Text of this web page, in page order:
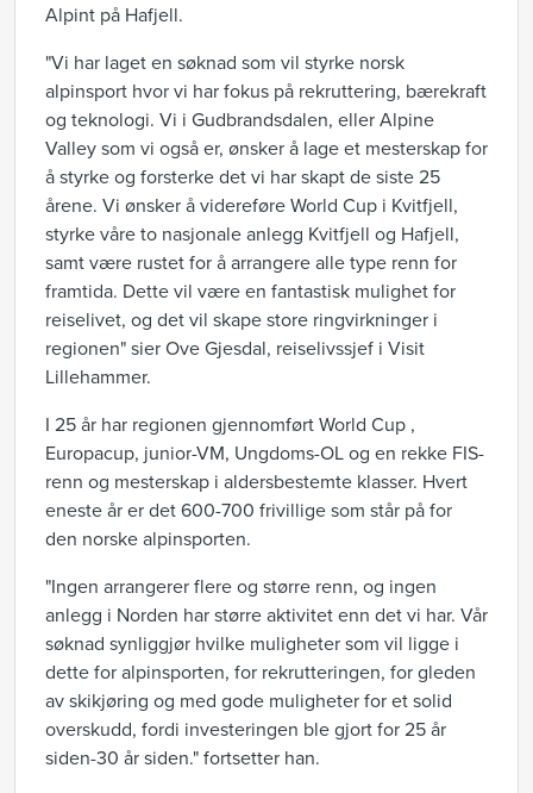
Alpint på Hafjell.
"Vi har laget en søknad som vil styrke norsk
alpinsport hvor vi har fokus på rekruttering, bærekraft
og teknologi. Vi i Gudbrandsdalen, eller Alpine
Valley som vi også er, ønsker å lage et mesterskap for
å styrke og forsterke det vi har skapt de siste 25
årene. Vi ønsker å videreføre World Cup i Kvitfjell,
styrke våre to nasjonale anlegg Kvitfjell og Hafjell,
samt være rustet for å arrangere alle type renn for
framtida. Dette vil være en fantastisk mulighet for
reiselivet, og det vil skape store ringvirkninger i
regionen" sier Ove Gjesdal, reiselivssjef i Visit
Lillehammer.
I 25 år har regionen gjennomført World Cup ,
Europacup, junior-VM, Ungdoms-OL og en rekke FIS-
renn og mesterskap i aldersbestemte klasser. Hvert
eneste år er det 600-700 frivillige som står på for
den norske alpinsporten.
"Ingen arrangerer flere og større renn, og ingen
anlegg i Norden har større aktivitet enn det vi har. Vår
søknad synliggjør hvilke muligheter som vil ligge i
dette for alpinsporten, for rekrutteringen, for gleden
av skikjøring og med gode muligheter for et solid
overskudd, fordi investeringen ble gjort for 25 år
siden-30 år siden." fortsetter han.